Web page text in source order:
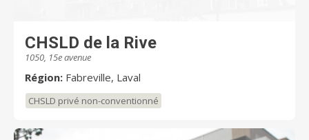
CHSLD de la Rive
1050, 15e avenue
Région: Fabreville, Laval
CHSLD privé non-conventionné